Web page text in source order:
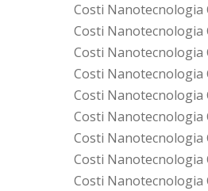
Costi Nanotecnologia
Costi Nanotecnologia